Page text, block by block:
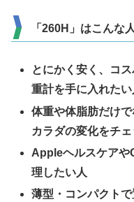
「260H」はこんな
とにかく安く、コ
重計を手に入れたい
体重や体脂肪だけ
カラダの変化をチ
Appleヘルスケアや
理したい人
薄型・コンパクト